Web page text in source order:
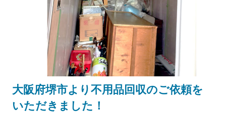
大阪府堺市より不用品回収のご依頼を
いただきました！